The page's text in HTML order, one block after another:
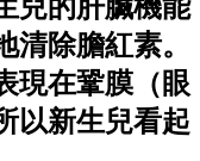
兒的肝臟機能
除膽紅素。
現在鞏膜（眼
以新生兒看起